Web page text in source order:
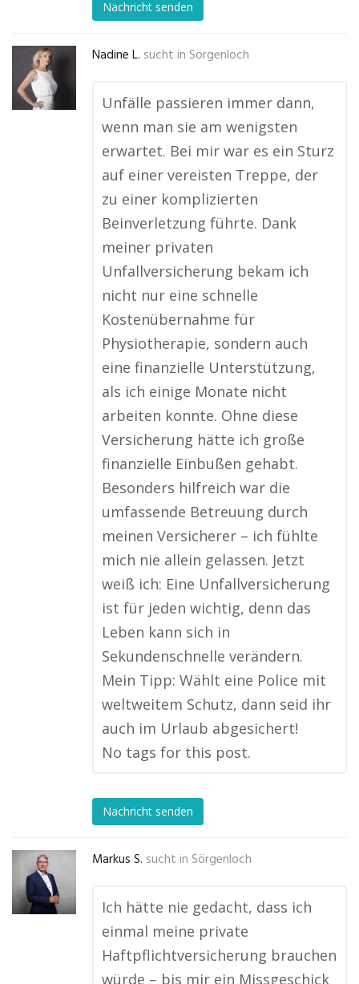
Nachricht senden
Nadine L. sucht in Sörgenloch
Unfälle passieren immer dann,
wenn man sie am wenigsten
erwartet. Bei mir war es ein Sturz
auf einer vereisten Treppe, der
zu einer komplizierten
Beinverletzung führte. Dank
meiner privaten
Unfallversicherung bekam ich
nicht nur eine schnelle
Kostenübernahme für
Physiotherapie, sondern auch
eine finanzielle Unterstützung,
als ich einige Monate nicht
arbeiten konnte. Ohne diese
Versicherung hätte ich große
finanzielle Einbußen gehabt.
Besonders hilfreich war die
umfassende Betreuung durch
meinen Versicherer – ich fühlte
mich nie allein gelassen. Jetzt
weiß ich: Eine Unfallversicherung
ist für jeden wichtig, denn das
Leben kann sich in
Sekundenschnelle verändern.
Mein Tipp: Wählt eine Police mit
weltweitem Schutz, dann seid ihr
auch im Urlaub abgesichert!
No tags for this post.
Nachricht senden
Markus S. sucht in Sörgenloch
Ich hätte nie gedacht, dass ich
einmal meine private
Haftpflichtversicherung brauchen
würde – bis mir ein Missgeschick